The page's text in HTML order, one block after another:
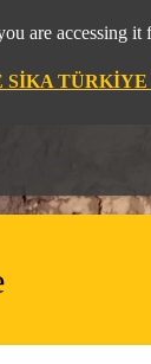
are accessing
SIKA